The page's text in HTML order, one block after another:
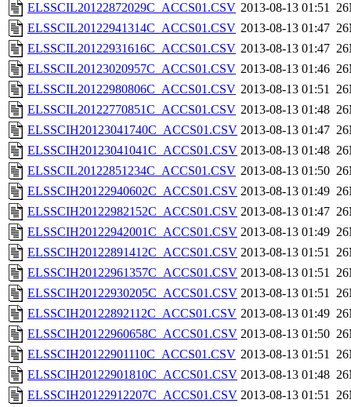
ELSSCIL20122872029C_ACCS01.CSV 2013-08-13 01:51
ELSSCIL20122941314C_ACCS01.CSV 2013-08-13 01:47
ELSSCIL20122931616C_ACCS01.CSV 2013-08-13 01:47
ELSSCIL20123020957C_ACCS01.CSV 2013-08-13 01:46
ELSSCIL20122980806C_ACCS01.CSV 2013-08-13 01:51
ELSSCIL20122770851C_ACCS01.CSV 2013-08-13 01:48
ELSSCIH20123041740C_ACCS01.CSV 2013-08-13 01:47
ELSSCIH20123041041C_ACCS01.CSV 2013-08-13 01:48
ELSSCIL20122851234C_ACCS01.CSV 2013-08-13 01:50
ELSSCIH20122940602C_ACCS01.CSV 2013-08-13 01:49
ELSSCIH20122982152C_ACCS01.CSV 2013-08-13 01:47
ELSSCIH20122942001C_ACCS01.CSV 2013-08-13 01:49
ELSSCIH20122891412C_ACCS01.CSV 2013-08-13 01:51
ELSSCIH20122961357C_ACCS01.CSV 2013-08-13 01:51
ELSSCIH20122930205C_ACCS01.CSV 2013-08-13 01:51
ELSSCIH20122892112C_ACCS01.CSV 2013-08-13 01:49
ELSSCIH20122960658C_ACCS01.CSV 2013-08-13 01:50
ELSSCIH20122901110C_ACCS01.CSV 2013-08-13 01:51
ELSSCIH20122901810C_ACCS01.CSV 2013-08-13 01:48
ELSSCIH20122912207C_ACCS01.CSV 2013-08-13 01:51